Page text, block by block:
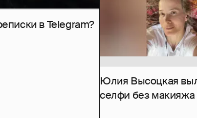
в Telegram?
Юлия Высоцкая
селфи без макияжа